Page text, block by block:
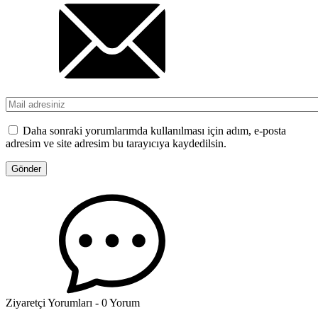
Daha sonraki yorumlarımda kullanılması için adım, e-posta
adresim ve site adresim bu tarayıcıya kaydedilsin.
Ziyaretçi Yorumları - 0 Yorum